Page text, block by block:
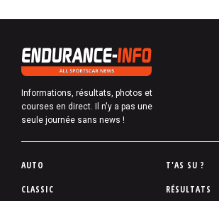
Informations, résultats, photos et
courses en direct. Il n'y a pas une
seule journée sans news !
P
AUTO
CLASSIC
T'AS SU ?
RÉSULTATS